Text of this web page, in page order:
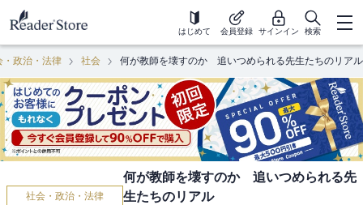
はじめて 会員登録 サインイン 検索
・政治・法律 社会 何が教師を壊すのか 追いつめられる先生たちのリアル
社会・政治・法律
何が教師を壊すのか 追いつめられる先
生たちのリアル